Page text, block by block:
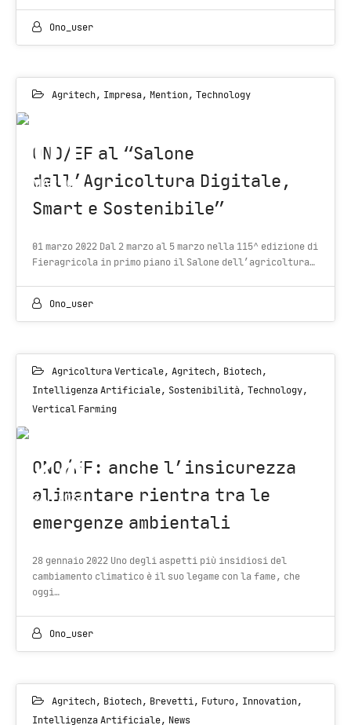
Ono_user
Agritech, Impresa, Mention, Technology
01
MAR 2022
ONO/EF al “Salone
dell’Agricoltura Digitale,
Smart e Sostenibile”
01 marzo 2022 Dal 2 marzo al 5 marzo nella 115^ edizione di
Fieragricola in primo piano il Salone dell’agricoltura…
Ono_user
Agricoltura Verticale, Agritech, Biotech,
Intelligenza Artificiale, Sostenibilità, Technology,
Vertical Farming
28
JAN 2022
ONO/EF: anche l’insicurezza
alimentare rientra tra le
emergenze ambientali
28 gennaio 2022 Uno degli aspetti più insidiosi del
cambiamento climatico è il suo legame con la fame, che
oggi…
Ono_user
Agritech, Biotech, Brevetti , Futuro, Innovation,
Intelligenza Artificiale, News